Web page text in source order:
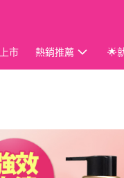
市 熱銷推薦 🌟